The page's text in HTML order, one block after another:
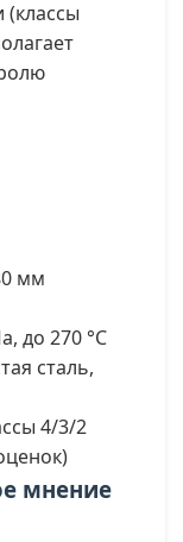
(классы
мм
до 270 °С
сталь,
4/3/2
мнение